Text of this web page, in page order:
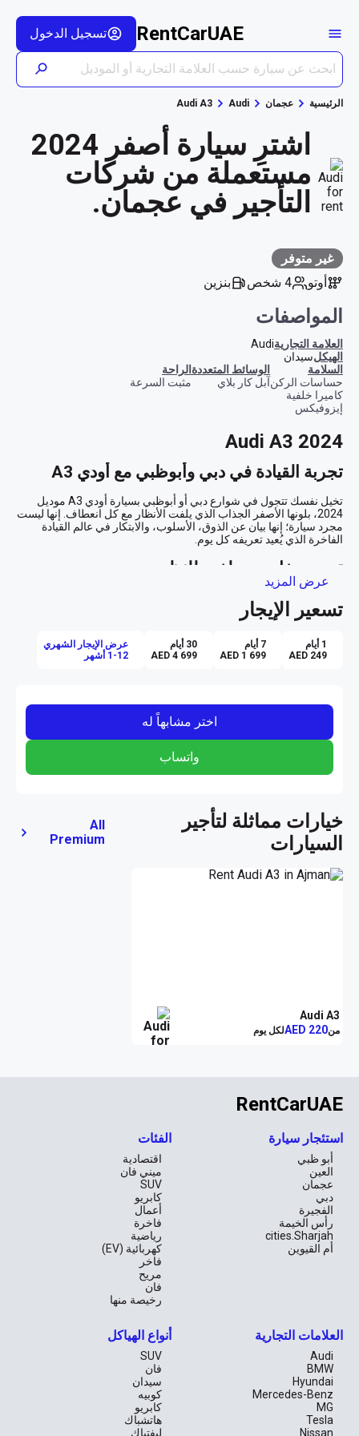
RentCarUAE تسجيل الدخول
الرئيسية عجمان Audi
Audi A3
اشترِ سيارة أصفر 2024
مستعملة من شركات
التأجير في عجمان.
غير متوفر
أوتو
4 شخص بنزين
المواصفات
العلامة التجاريةAudi
الهيكلسيدان
السلامة
حساسات الركن
كاميرا خلفية
إيزوفيكس
الوسائط المتعددة
آبل كار بلاي
الراحة
مثبت السرعة
Audi A3 2024
تجربة القيادة في دبي وأبوظبي مع أودي A3
تصميم خارجي ملفت للنظر
لماذا تختار أودي A3؟
ساحرة في قلب الإمارات.
عرض المزيد
تسعير الإيجار
1 أيام
AED 249
7 أيام
AED 1 699
30 أيام
AED 4 699
عرض الإيجار الشهري
1-12 أشهر
اختر مشابهاً له
واتساب
خيارات مماثلة لتأجير
السيارات
All
Premium
Audi A3
منAED 220لكل يوم
RentCarUAE
استئجار سيارة
أبو ظبي
العين
عجمان
دبي
الفجيرة
رأس الخيمة
cities.Sharjah
أم القيوين
الفئات
اقتصادية
ميني فان
SUV
كابريو
أعمال
فاخرة
رياضية
كهربائية (EV)
فاخر
مريح
فان
رخيصة منها
العلامات التجارية
Audi
BMW
Hyundai
Mercedes-Benz
MG
Tesla
Nissan
أنواع الهياكل
SUV
فان
سيدان
كوبيه
كابريو
هاتشباك
ليفتباك